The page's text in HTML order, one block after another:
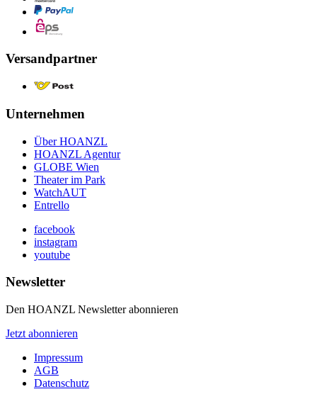
Versandpartner
Unternehmen
Über HOANZL
HOANZL Agentur
GLOBE Wien
Theater im Park
WatchAUT
Entrello
facebook
instagram
youtube
Newsletter
Den HOANZL Newsletter abonnieren
Jetzt abonnieren
Impressum
AGB
Datenschutz